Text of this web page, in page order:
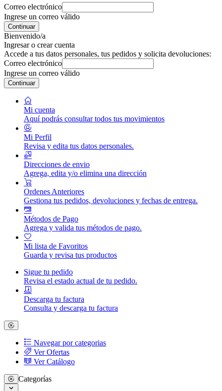
Correo electrónico
Ingrese un correo válido
Continuar
Bienvenido/a
Ingresar o crear cuenta
Accede a tus datos personales, tus pedidos y solicita devoluciones:
Correo electrónico
Ingrese un correo válido
Continuar
Mi cuenta
Aquí podrás consultar todos tus movimientos
Mi Perfil
Revisa y edita tus datos personales.
Direcciones de envio
Agrega, edita y/o elimina una dirección
Ordenes Anteriores
Gestiona tus pedidos, devoluciones y fechas de entrega.
Métodos de Pago
Agrega y valida tus métodos de pago.
Mi lista de Favoritos
Guarda y revisa tus productos
Sigue tu pedido
Revisa el estado actual de tu pedido.
Descarga tu factura
Consulta y descarga tu factura
Navegar por categorias
Ver Ofertas
Ver Catálogo
Categorías